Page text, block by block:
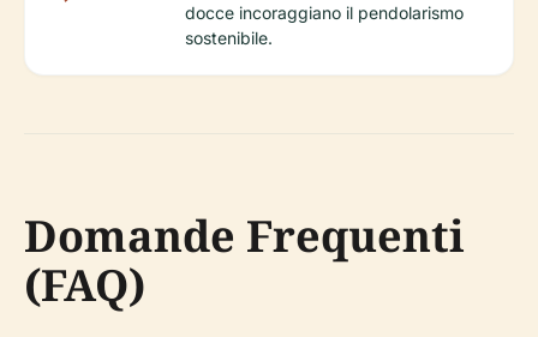
docce incoraggiano il pendolarismo
sostenibile.
Domande Frequenti
(FAQ)